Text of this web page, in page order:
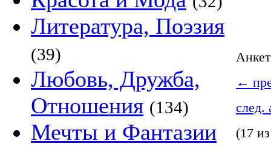
Литература, Поэзия
(39)
Любовь, Дружба,
Отношения (134)
Мечты и Фантазии
←
след.
(17